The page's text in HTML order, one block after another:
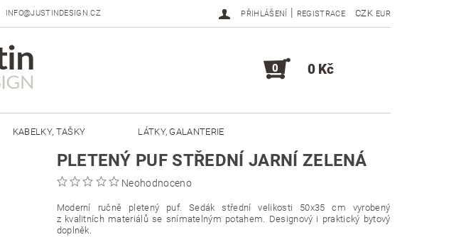
INFO@JUSTINDESIGN.CZ CZK EUR
PŘIHLÁŠENÍ | REGISTRACE
0 0 Kč
KABELKY, TAŠKY LÁTKY, GALANTERIE
ŠŇŮRY JUSTIN 5 MM DOPLŇKY, KOMPONENTY
PLETENÝ PUF STŘEDNÍ JARNÍ ZELENÁ
Neohodnoceno
Moderní ručně pletený puf. Sedák střední velikosti 50x35 cm vyrobený
z kvalitních materiálů se snímatelným potahem. Designový i praktický bytový
doplněk.